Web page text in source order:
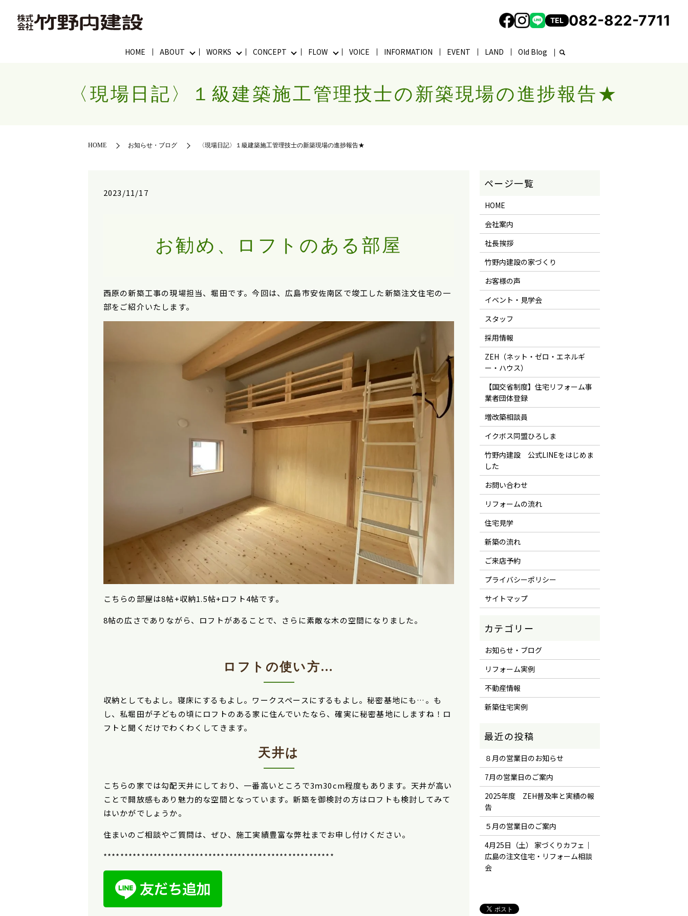
HOME ABOUT WORKS CONCEPT FLOW VOICE INFORMATION EVENT LAND Old Blog
TEL 082-822-7711
〈現場日記〉１級建築施工管理技士の新築現場の進捗報告★
HOME お知らせ・ブログ 〈現場日記〉１級建築施工管理技士の新築現場の進捗報告★
2023/11/17
お勧め、ロフトのある部屋
西原の新築工事の現場担当、堀田です。今回は、広島市安佐南区で竣工した新築注文住宅の一
部をご紹介いたします。
こちらの部屋は8帖+収納1.5帖+ロフト4帖です。
8帖の広さでありながら、ロフトがあることで、さらに素敵な木の空間になりました。
ロフトの使い方…
収納としてもよし。寝床にするもよし。ワークスペースにするもよし。秘密基地にも…。も
し、私堀田が子どもの頃にロフトのある家に住んでいたなら、確実に秘密基地にしますね！ロ
フトと聞くだけでわくわくしてきます。
天井は
こちらの家では勾配天井にしており、一番高いところで3ｍ30cm程度もあります。天井が高い
ことで開放感もあり魅力的な空間となっています。新築を御検討の方はロフトも検討してみて
はいかがでしょうか。
住まいのご相談やご質問は、ぜひ、施工実績豊富な弊社までお申し付けください。
*******************************************************
HOME
会社案内
社長挨拶
竹野内建設の家づくり
お客様の声
イベント・見学会
スタッフ
採用情報
ZEH（ネット・ゼロ・エネルギ
ー・ハウス）
【国交省制度】住宅リフォーム事
業者団体登録
増改築相談員
イクボス同盟ひろしま
竹野内建設 公式LINEをはじめま
した
お問い合わせ
リフォームの流れ
住宅見学
新築の流れ
ご来店予約
プライバシーポリシー
サイトマップ
お知らせ・ブログ
リフォーム実例
不動産情報
新築住宅実例
８月の営業日のお知らせ
7月の営業日のご案内
2025年度 ZEH普及率と実績の報
告
５月の営業日のご案内
4月25日（土） 家づくりカフェ｜
広島の注文住宅・リフォーム相談
会